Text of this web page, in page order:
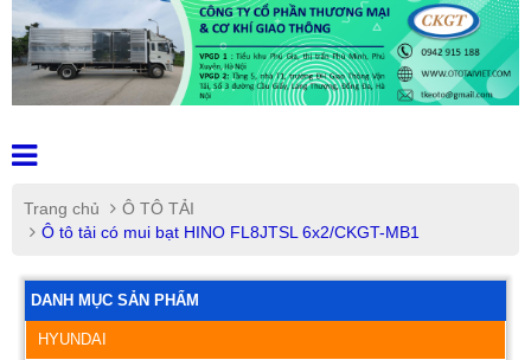
Trang chủ
Ô TÔ TẢI
Ô tô tải có mui bạt HINO FL8JTSL 6x2/CKGT-MB1
DANH MỤC SẢN PHẨM
HYUNDAI